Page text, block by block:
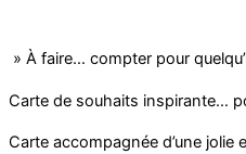
» À faire… compter pour
Carte de souhaits inspirante…
Carte accompagnée d’une jolie